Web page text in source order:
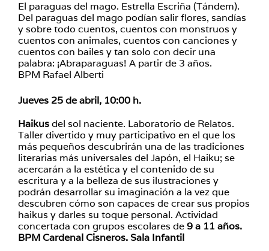
El paraguas del mago. Estrella Escriña (Tándem).
Del paraguas del mago podían salir flores, sandías
y sobre todo cuentos, cuentos con monstruos y
cuentos con animales, cuentos con canciones y
cuentos con bailes y tan solo con decir una
palabra: ¡Abraparaguas! A partir de 3 años.
BPM Rafael Alberti
Jueves 25 de abril, 10:00 h.
Haikusdel sol naciente. Laboratorio de Relatos.
Taller divertido y muy participativo en el que los
más pequeños descubrirán una de las tradiciones
literarias más universales del Japón, el Haiku; se
acercarán a la estética y el contenido de su
escritura y a la belleza de sus ilustraciones y
podrán desarrollar su imaginación a la vez que
descubren cómo son capaces de crear sus propios
haikus y darles su toque personal. Actividad
concertada con grupos escolares de9 a 11 años.
BPM Cardenal Cisneros. Sala Infantil